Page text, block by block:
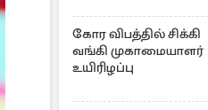
கோர விபத்தில் சிக்கி
வங்கி முகாமையாளர்
உயிரிழப்பு